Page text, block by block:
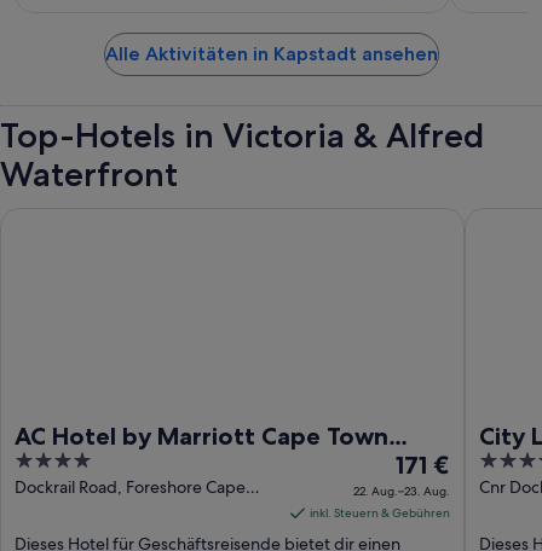
Alle Aktivitäten in Kapstadt ansehen
Top-Hotels in Victoria & Alfred
Waterfront
AC Hotel by Marriott Cape Town
Waterfront
4
out
5
Dockrail Road, Foreshore Cape
Der
Preis
beträgt
171 €
171 €
22. Aug.–23. Aug.
inkl. Steuern & Gebühren
Dieses Hotel für Geschäftsreisende bietet dir einen
City
4
out
5
Cnr
Dieses